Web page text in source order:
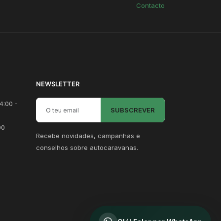
Contacto
-
NEWSLETTER
Email para newsletter
SUBSCREVER
Recebe novidades, campanhas e
conselhos sobre autocaravanas.